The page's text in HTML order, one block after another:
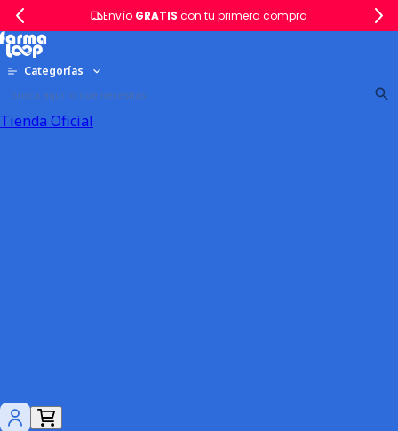
Envío GRATIS con tu primera compra
Categorías
Tienda Oficial